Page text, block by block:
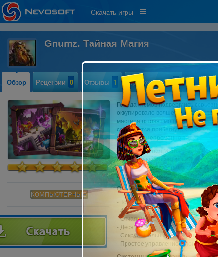
Скачать игры
Gnumz. Тайная Магия
Обзор Рецензии 0 Отзывы 1 Прохождение 0
КОМПЬЮТЕРНЫЕ
Города гномов подверглись
оккупировало волшебные
мастера готовят мощный отпор:
собираются прибегнуть к силе
бой и враг непременно падет!
" Gnumz. Тайная Магия" - это
боя и точный расчет военной
магию чародейственных сил,
армии не останется ни единого
Особенности игры:
- Точный расчёт или грубая сила —
- 40 уровней с потрясающей
- Отчаянные враги!
- Десятки смертоносных ловушек!
- Сокрушительные заклинания
- Простое управление и понятное